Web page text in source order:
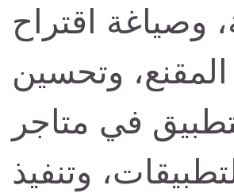
وصياغة اقتراح
المقنع، وتحسين
في متاجر
وتنفيذ